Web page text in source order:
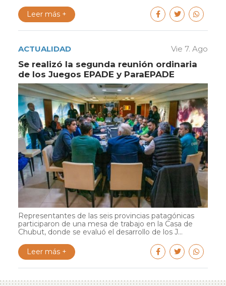
Leer más +
ACTUALIDAD Vie 7. Ago
Se realizó la segunda reunión ordinaria
de los Juegos EPADE y ParaEPADE
Representantes de las seis provincias patagónicas
participaron de una mesa de trabajo en la Casa de
Chubut, donde se evaluó el desarrollo de los J...
Leer más +